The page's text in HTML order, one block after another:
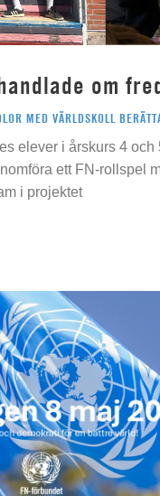
om
MED VÄRLDSKOLL
elever i årskurs 4 och
ett FN-rollspel
i projektet